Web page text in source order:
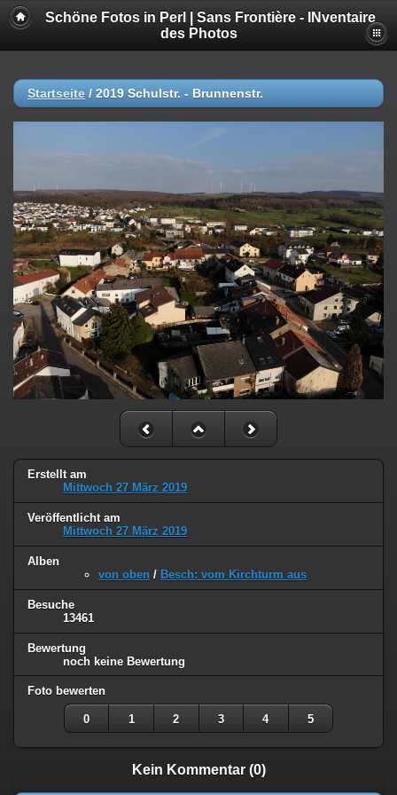
Schöne Fotos in Perl | Sans Frontière - INventaire
des Photos
Startseite / 2019 Schulstr. - Brunnenstr.
Erstellt am
Mittwoch 27 März 2019
Veröffentlicht am
Mittwoch 27 März 2019
Alben
von oben / Besch: vom Kirchturm aus
Besuche
13461
Bewertung
noch keine Bewertung
Foto bewerten
0 1 2 3 4 5
Kein Kommentar (0)